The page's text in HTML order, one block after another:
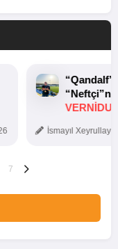
İsmayıl
7